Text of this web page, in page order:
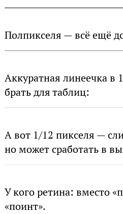
Полпикселя — всё ещё
Аккуратная линеечка в
брать для таблиц:
А вот 1/12 пикселя —
но может сработать в
У кого ретина: вместо
«поинт».